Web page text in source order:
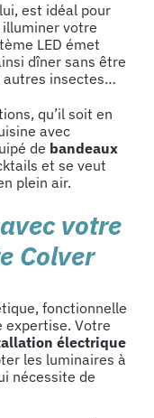
est idéal pour
votre
LED émet
dîner sans être
autres insectes…
qu’il soit en
avec
de bandeaux
et se veut
plein air.
votre
Colver
fonctionnelle
expertise. Votre
électrique
les luminaires à
nécessite de